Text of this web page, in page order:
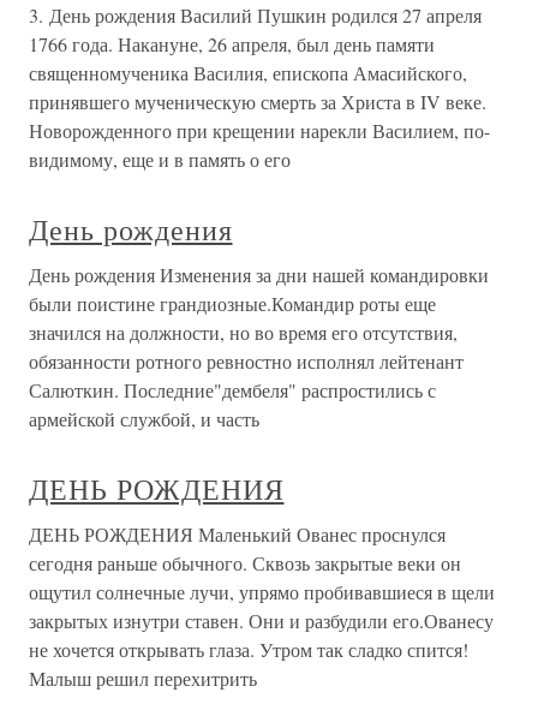
3. День рождения Василий Пушкин родился 27 апреля
1766 года. Накануне, 26 апреля, был день памяти
священномученика Василия, епископа Амасийского,
принявшего мученическую смерть за Христа в IV веке.
Новорожденного при крещении нарекли Василием, по-
видимому, еще и в память о его
День рождения
День рождения Изменения за дни нашей командировки
были поистине грандиозные.Командир роты еще
значился на должности, но во время его отсутствия,
обязанности ротного ревностно исполнял лейтенант
Салюткин. Последние"дембеля" распростились с
армейской службой, и часть
ДЕНЬ РОЖДЕНИЯ
ДЕНЬ РОЖДЕНИЯ Маленький Ованес проснулся
сегодня раньше обычного. Сквозь закрытые веки он
ощутил солнечные лучи, упрямо пробивавшиеся в щели
закрытых изнутри ставен. Они и разбудили его.Ованесу
не хочется открывать глаза. Утром так сладко спится!
Малыш решил перехитрить